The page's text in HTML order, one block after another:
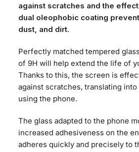
against scratches and the
dual oleophobic coating
dust, and dirt.
Perfectly matched tempered
of 9H will help extend the life of
Thanks to this, the screen is
against scratches, translating
using the phone.
The glass adapted to the phone
increased adhesiveness on the
adheres quickly and precisely to